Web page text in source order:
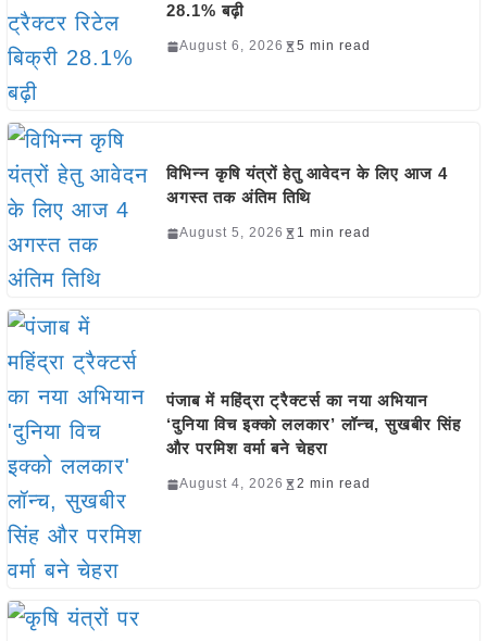
28.1% बढ़ी
August 6, 2026 5 min read
विभिन्न कृषि यंत्रों हेतु आवेदन के लिए आज 4
अगस्त तक अंतिम तिथि
August 5, 2026 1 min read
पंजाब में महिंद्रा ट्रैक्टर्स का नया अभियान
‘दुनिया विच इक्को ललकार’ लॉन्च, सुखबीर सिंह
और परमिश वर्मा बने चेहरा
August 4, 2026 2 min read